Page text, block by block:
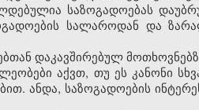
საზოგადოებას
სალაროდან და
დაკავშირებულ
აქვთ, თუ ეს კანონი
ანდა, საზოგადოების